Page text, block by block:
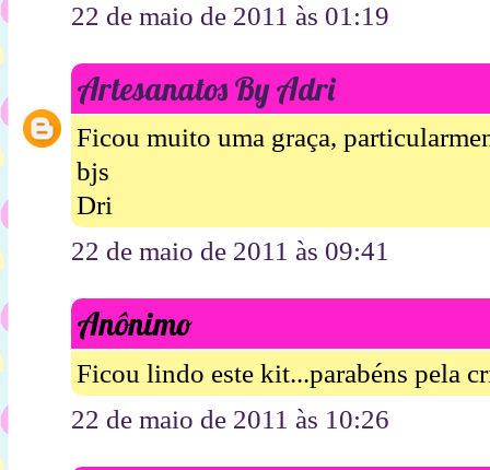
22 de maio de 2011 às 01:19
Artesanatos By Adri
Ficou muito uma graça,
bjs
Dri
22 de maio de 2011 às 09:41
Anônimo
Ficou lindo este kit...parabéns pela
22 de maio de 2011 às 10:26